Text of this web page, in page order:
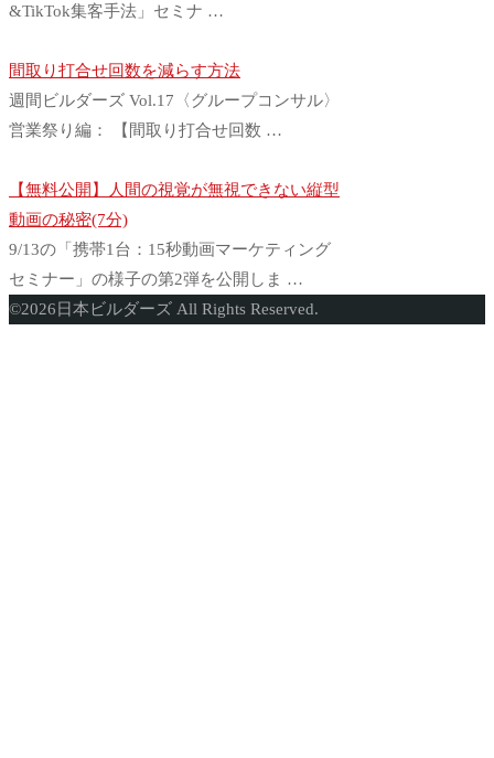
&TikTok集客手法」セミナ …
間取り打合せ回数を減らす方法
週間ビルダーズ Vol.17〈グループコンサル〉
営業祭り編： 【間取り打合せ回数 …
【無料公開】人間の視覚が無視できない縦型
動画の秘密(7分)
9/13の「携帯1台：15秒動画マーケティング
セミナー」の様子の第2弾を公開しま …
ト
©2026 日本ビルダーズ All Rights Reserved.